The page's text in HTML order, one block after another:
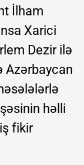
İlham
Xarici
Dezir ilə
Azərbaycan
həlli
fikir